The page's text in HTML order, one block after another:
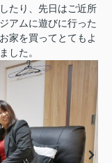
たり、先日はご近所
アムに遊びに行った
家を買ってとてもよ
した。